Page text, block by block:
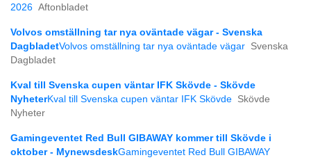
2026 Aftonbladet
Volvos omställning tar nya oväntade vägar - Svenska
DagbladetVolvos omställning tar nya oväntade vägar Svenska
Dagbladet
Kval till Svenska cupen väntar IFK Skövde - Skövde
NyheterKval till Svenska cupen väntar IFK Skövde Skövde
Nyheter
Gamingeventet Red Bull GIBAWAY kommer till Skövde i
oktober - MynewsdeskGamingeventet Red Bull GIBAWAY